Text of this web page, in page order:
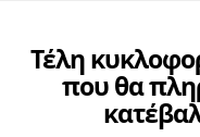
Τέλη
που θα